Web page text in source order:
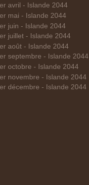
avril - Islande 2044
mai - Islande 2044
juin - Islande 2044
juillet - Islande 2044
août - Islande 2044
septembre - Islande 2044
octobre - Islande 2044
novembre - Islande 2044
décembre - Islande 2044